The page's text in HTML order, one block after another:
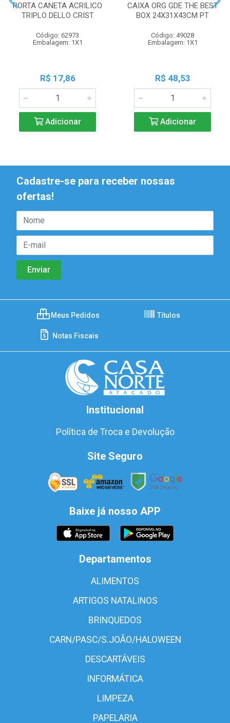
PORTA CANETA ACRILICO
TRIPLO DELLO CRIST
Código: 62973
Embalagem: 1X1
R$ 17,86
Adicionar
CAIXA ORG GDE THE BEST
BOX 24X31X43CM PT
Código: 49028
Embalagem: 1X1
R$ 48,53
Adicionar
Cadastre-se para receber nossas
ofertas!
Meus Pedidos Títulos
Notas Fiscais
Institucional
Política de Troca e Devolução
Site Seguro
Baixe já nosso APP
Departamentos
ALIMENTOS
ARTIGOS NATALINOS
BRINQUEDOS
CARN/PASC/S.JOÃO/HALOWEEN
DESCARTÁVEIS
INFORMÁTICA
LIMPEZA
PAPELARIA